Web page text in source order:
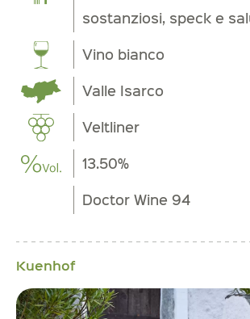
sostanziosi, speck e
Vino bianco
Valle Isarco
Veltliner
13.50%
Doctor Wine 94
Kuenhof